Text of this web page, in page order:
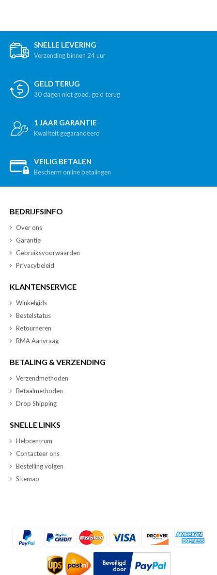
SNELLE LEVERING
Verzending binnen 24 uur
GELD TERUG
30 dagen niet goed, geld terug
1 JAAR GARANTIE
Kwaliteit gegarandeerd
VEILIG BETALEN
Bescherm online betalingen
BEDRIJFSINFO
Over ons
Garantie
Gebruiksvoorwaarden
Privacybeleid
KLANTENSERVICE
Winkelgids
Bestelstatus
Retourneren
RMA Aanvraag
BETALING & VERZENDING
Verzendmethoden
Betaalmethoden
Drop Shipping
SNELLE LINKS
Helpcentrum
Contacteer ons
Bestelling volgen
Sitemap